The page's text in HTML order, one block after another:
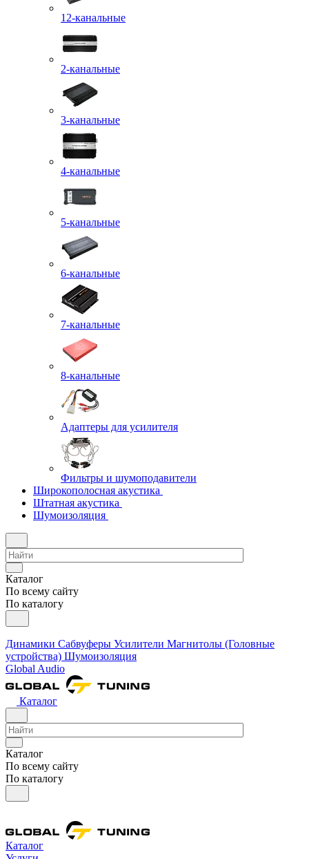
12-канальные
2-канальные
3-канальные
4-канальные
5-канальные
6-канальные
7-канальные
8-канальные
Адаптеры для усилителя
Фильтры и шумоподавители
Широкополосная акустика
Штатная акустика
Шумоизоляция
Каталог
По всему сайту
По каталогу
Динамики Сабвуферы Усилители Магнитолы (Головные
устройства) Шумоизоляция
Global Audio
Каталог
Каталог
По всему сайту
По каталогу
Каталог